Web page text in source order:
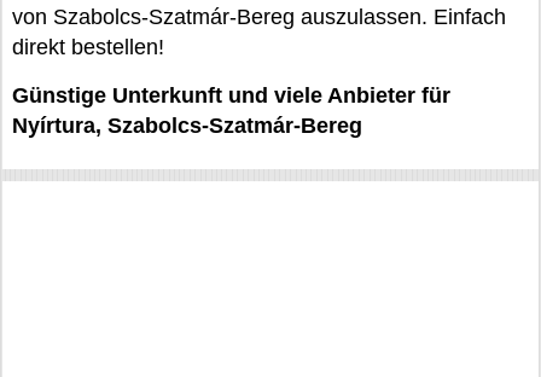
von Szabolcs-Szatmár-Bereg auszulassen. Einfach
direkt bestellen!
Günstige Unterkunft und viele Anbieter für
Nyírtura, Szabolcs-Szatmár-Bereg